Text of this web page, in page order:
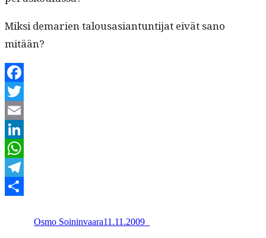
Mik­si demarien talousasiantun­ti­jat eivät sano
mitään?
Facebook
Twitter
Email
LinkedIn
WhatsApp
Telegram
Osmo Soininvaara11.11.2009